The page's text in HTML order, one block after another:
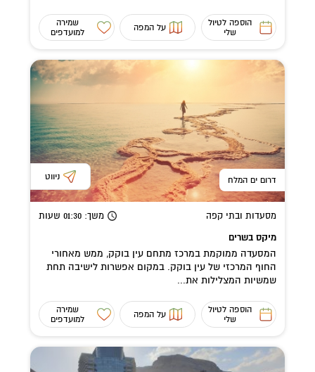
הוספה לטיול
שלי
על המפה
שמירה
למועדפים
דרום ים המלח ניווט
מסעדות ובתי קפה משך: 01:30 שעות
מיקס בשרים
המסעדה ממוקמת במרכז מתחם עין בוקק, ממש מאחורי
החוף המרכזי של עין בוקק. במקום אפשרות לישיבה תחת
שמשיות המצלילות את...
הוספה לטיול
שלי
על המפה
שמירה
למועדפים